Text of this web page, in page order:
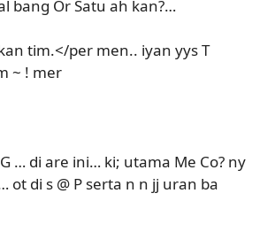
bang Or Satu ah kan?…
tim.</per men.. iyan yys T
~ ! mer
… di are ini… ki; utama Me Co? ny
ot di s @ P serta n n jj uran ba